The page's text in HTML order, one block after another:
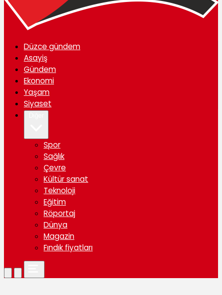
Düzce gündem
Asayiş
Gündem
Ekonomi
Yaşam
Siyaset
Spor
Sağlık
Çevre
Kültür sanat
Teknoloji
Eğitim
Röportaj
Dünya
Magazin
Fındık fiyatları